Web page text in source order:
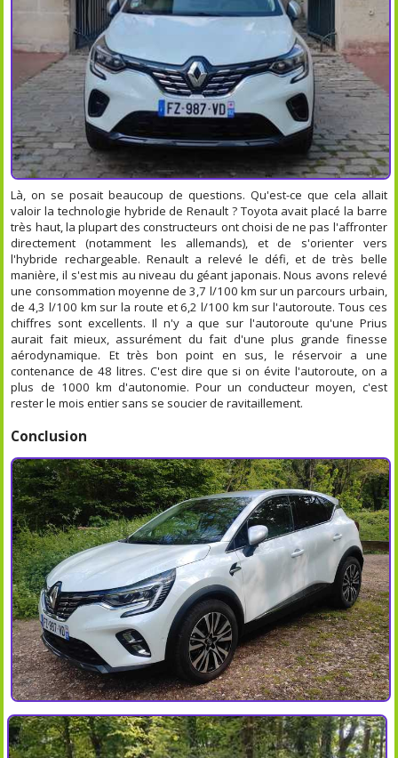
Là, on se posait beaucoup de questions. Qu'est-ce que cela allait
valoir la technologie hybride de Renault ? Toyota avait placé la barre
très haut, la plupart des constructeurs ont choisi de ne pas l'affronter
directement (notamment les allemands), et de s'orienter vers
l'hybride rechargeable. Renault a relevé le défi, et de très belle
manière, il s'est mis au niveau du géant japonais. Nous avons relevé
une consommation moyenne de 3,7 l/100 km sur un parcours urbain,
de 4,3 l/100 km sur la route et 6,2 l/100 km sur l'autoroute. Tous ces
chiffres sont excellents. Il n'y a que sur l'autoroute qu'une Prius
aurait fait mieux, assurément du fait d'une plus grande finesse
aérodynamique. Et très bon point en sus, le réservoir a une
contenance de 48 litres. C'est dire que si on évite l'autoroute, on a
plus de 1000 km d'autonomie. Pour un conducteur moyen, c'est
rester le mois entier sans se soucier de ravitaillement.
Conclusion